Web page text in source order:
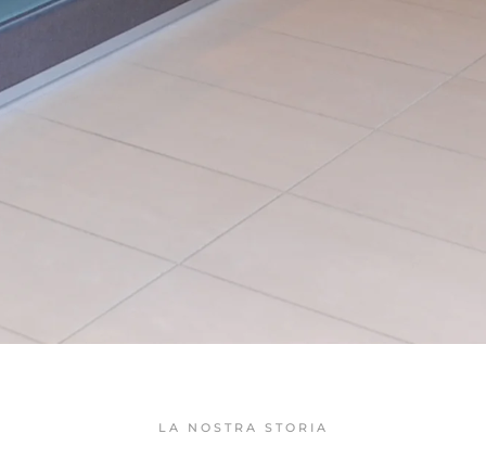
LA NOSTRA STORIA